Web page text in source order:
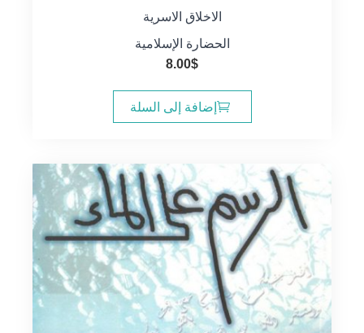
الاخلاق الاسرية
الحضارة الإسلامية
8.00$
إضافة إلى السلة